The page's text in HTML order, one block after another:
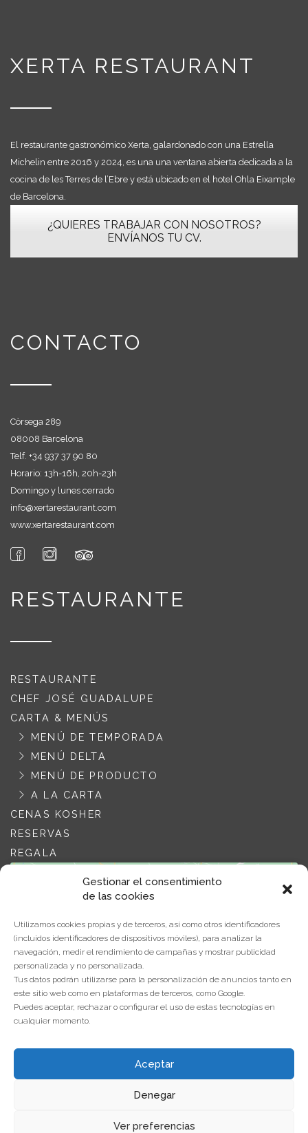
Gestionar el consentimiento
de las cookies
Utilizamos cookies propias y de terceros, así como otros identificadores
(incluidos identificadores de dispositivos móviles), para analizar la
navegación, medir el rendimiento de campañas y mostrar publicidad
personalizada y no personalizada.
Tus datos podrán utilizarse para la personalización de anuncios tanto en
este sitio web como en plataformas de terceros, como Google.
Puedes aceptar, rechazar o configurar el uso de estas tecnologías en
cualquier momento.
Aceptar
Denegar
Ver preferencias
XERTA RESTAURANT
El restaurante gastronómico Xerta, galardonado con una Estrella
Michelin entre 2016 y 2024, es una una ventana abierta dedicada a la
cocina de les Terres de l’Ebre y está ubicado en el hotel Ohla Eixample
de Barcelona.
¿QUIERES TRABAJAR CON NOSOTROS?
ENVÍANOS TU CV.
CONTACTO
Còrsega 289
08008 Barcelona
Telf. +34 937 37 90 80
Horario: 13h-16h, 20h-23h
Domingo y lunes cerrado
info@xertarestaurant.com
www.xertarestaurant.com
RESTAURANTE
RESTAURANTE
CHEF JOSÉ GUADALUPE
CARTA & MENÚS
MENÚ DE TEMPORADA
MENÚ DELTA
MENÚ DE PRODUCTO
A LA CARTA
CENAS KOSHER
RESERVAS
REGALA
Haz clic para aceptar cookies de